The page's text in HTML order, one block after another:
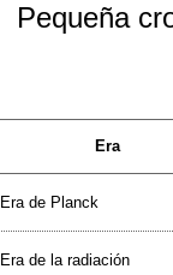
Pequeña
Era
Era de Planck
Era de la radiación